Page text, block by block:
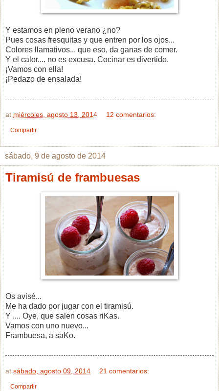
Y estamos en pleno verano ¿no?
Pues cosas fresquitas y que entren por los ojos...
Colores llamativos... que eso, da ganas de comer.
Y el calor.... no es excusa. Cocinar es divertido.
¡Vamos con ella!
¡Pedazo de ensalada!
at miércoles, agosto 13, 2014 12 comentarios:
Compartir
sábado, 9 de agosto de 2014
Tiramisú de frambuesas
Os avisé...
Me ha dado por jugar con el tiramisú.
Y .... Oye, que salen cosas riKas.
Vamos con uno nuevo...
Frambuesa, a saKo.
at sábado, agosto 09, 2014 21 comentarios:
Compartir